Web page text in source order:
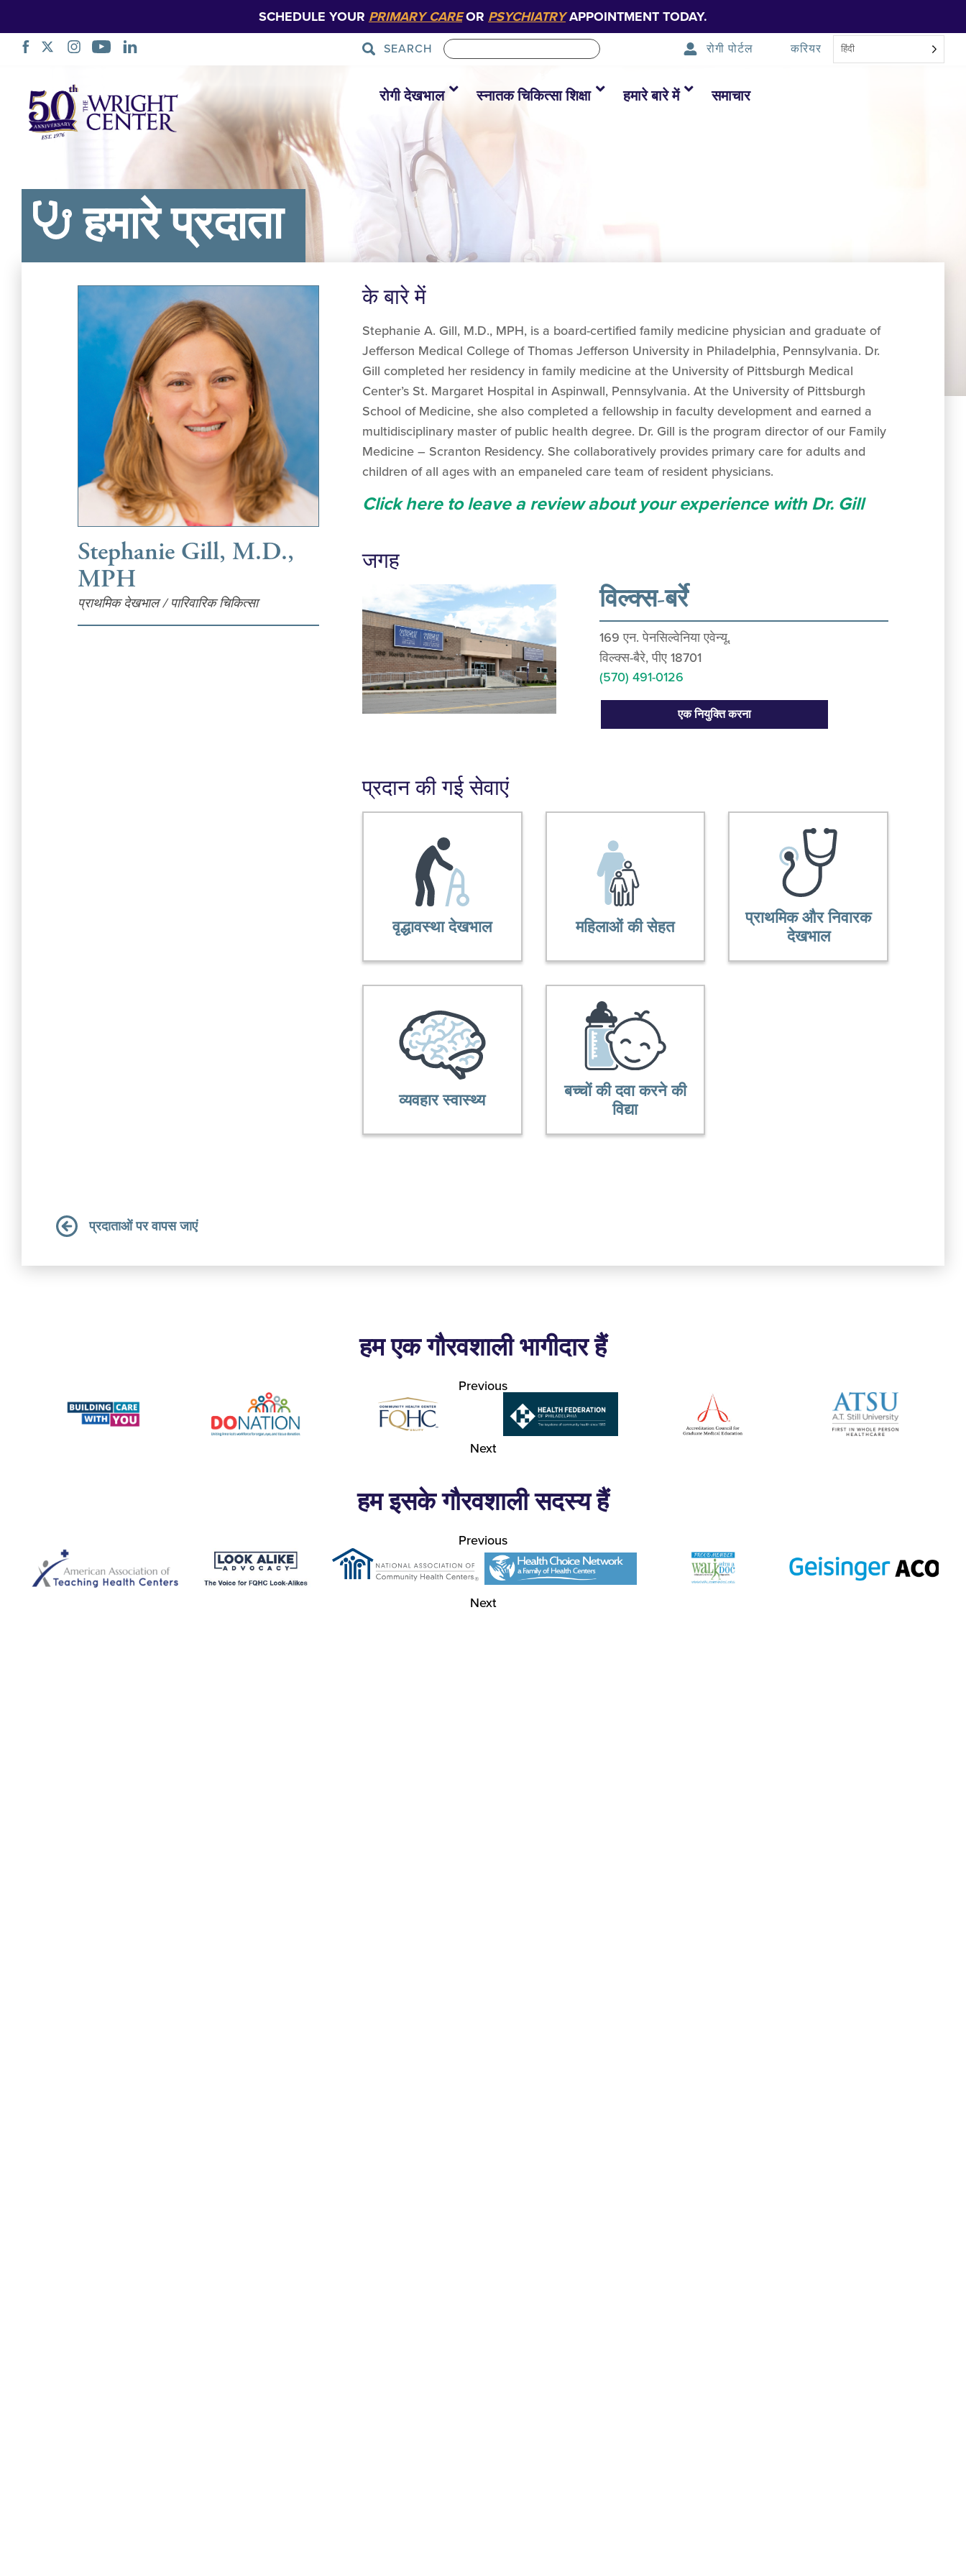
SCHEDULE YOUR PRIMARY CAREOR PSYCHIATRYAPPOINTMENT TODAY.
SEARCH रोगी पोर्टल करियर हिंदी
छोड़ें
रोगी देखभाल स्नातक चिकित्सा शिक्षा हमारे बारे में समाचार
हमारे प्रदाता
Stephanie Gill, M.D.,
MPH
प्राथमिक देखभाल / पारिवारिक चिकित्सा
के बारे में
Stephanie A. Gill, M.D., MPH, is a board-certified family medicine physician and graduate of
Jefferson Medical College of Thomas Jefferson University in Philadelphia, Pennsylvania. Dr.
Gill completed her residency in family medicine at the University of Pittsburgh Medical
Center’s St. Margaret Hospital in Aspinwall, Pennsylvania. At the University of Pittsburgh
School of Medicine, she also completed a fellowship in faculty development and earned a
multidisciplinary master of public health degree. Dr. Gill is the program director of our Family
Medicine – Scranton Residency. She collaboratively provides primary care for adults and
children of all ages with an empaneled care team of resident physicians.
Click here to leave a review about your experience with Dr. Gill
जगह
विल्क्स-बर्रे
169 एन. पेनसिल्वेनिया एवेन्यू.
विल्क्स-बैरे, पीए 18701
(570) 491-0126
एक नियुक्ति करना
प्रदान की गई सेवाएं
वृद्धावस्था देखभाल महिलाओं की सेहत
प्राथमिक और निवारक
देखभाल
व्यवहार स्वास्थ्य
बच्चों की दवा करने की
विद्या
प्रदाताओं पर वापस जाएं
हम एक गौरवशाली भागीदार हैं
Previous
Next
हम इसके गौरवशाली सदस्य हैं
Previous
Next